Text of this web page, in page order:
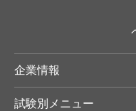
企業情報
試験別メニュー